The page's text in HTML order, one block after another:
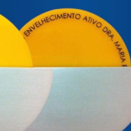
Instituição Particular
inerentes ao
e segurança das
mais inclusiva para